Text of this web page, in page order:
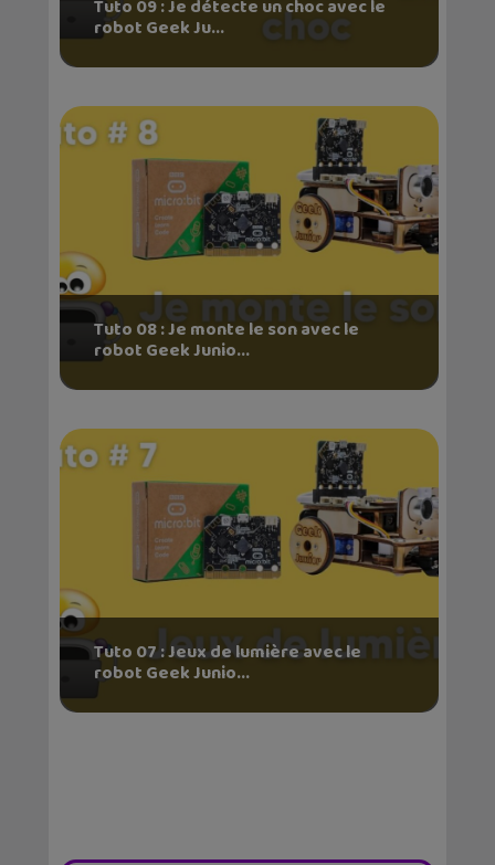
Tuto 09 : Je détecte un choc avec le
robot Geek Ju...
Tuto 08 : Je monte le son avec le
robot Geek Junio...
Tuto 07 : Jeux de lumière avec le
robot Geek Junio...